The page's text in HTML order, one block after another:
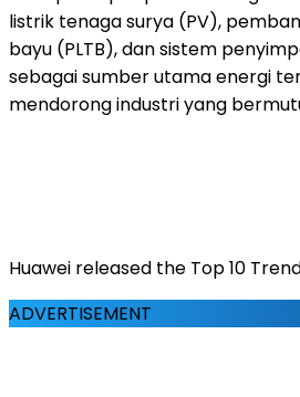
listrik tenaga surya (PV),
bayu (PLTB), dan sistem
sebagai sumber utama energi
mendorong industri yang
Huawei released the Top 10
ADVERTISEMENT